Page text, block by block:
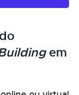
em